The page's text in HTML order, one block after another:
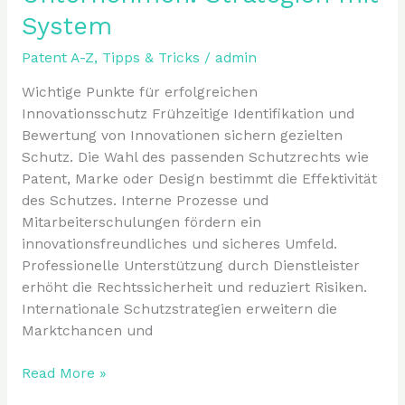
System
Patent A-Z, Tipps & Tricks / admin
Wichtige Punkte für erfolgreichen
Innovationsschutz Frühzeitige Identifikation und
Bewertung von Innovationen sichern gezielten
Schutz. Die Wahl des passenden Schutzrechts wie
Patent, Marke oder Design bestimmt die Effektivität
des Schutzes. Interne Prozesse und
Mitarbeiterschulungen fördern ein
innovationsfreundliches und sicheres Umfeld.
Professionelle Unterstützung durch Dienstleister
erhöht die Rechtssicherheit und reduziert Risiken.
Internationale Schutzstrategien erweitern die
Marktchancen und
Read More »